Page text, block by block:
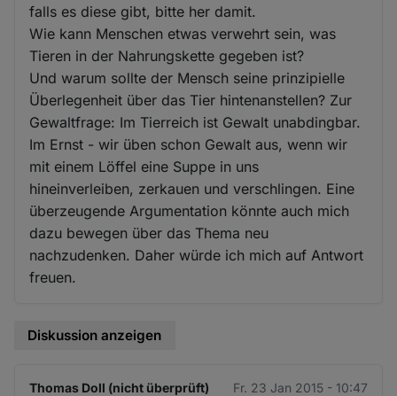
falls es diese gibt, bitte her damit.
Wie kann Menschen etwas verwehrt sein, was
Tieren in der Nahrungskette gegeben ist?
Und warum sollte der Mensch seine prinzipielle
Überlegenheit über das Tier hintenanstellen? Zur
Gewaltfrage: Im Tierreich ist Gewalt unabdingbar.
Im Ernst - wir üben schon Gewalt aus, wenn wir
mit einem Löffel eine Suppe in uns
hineinverleiben, zerkauen und verschlingen. Eine
überzeugende Argumentation könnte auch mich
dazu bewegen über das Thema neu
nachzudenken. Daher würde ich mich auf Antwort
freuen.
Diskussion anzeigen
Thomas Doll (nicht überprüft) Fr. 23 Jan 2015 - 10:47